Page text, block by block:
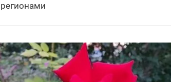
регионами